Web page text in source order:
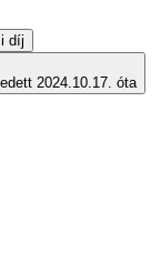
díj
2024.10.17. óta